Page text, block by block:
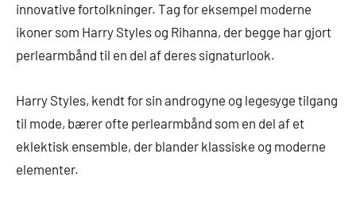
innovative fortolkninger. Tag for eksempel moderne
ikoner som Harry Styles og Rihanna, der begge har gjort
perlearmbånd til en del af deres signaturlook.
Harry Styles, kendt for sin androgyne og legesyge tilgang
til mode, bærer ofte perlearmbånd som en del af et
eklektisk ensemble, der blander klassiske og moderne
elementer.